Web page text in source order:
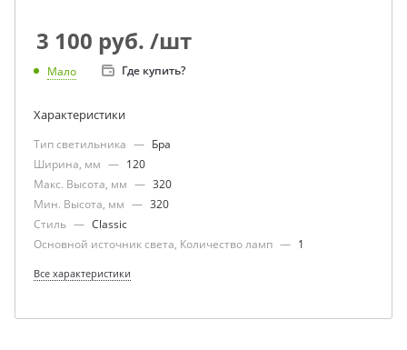
3 100 руб. /шт
Мало Где купить?
Характеристики
Тип светильника — Бра
Ширина, мм — 120
Макс. Высота, мм — 320
Мин. Высота, мм — 320
Стиль — Classic
Основной источник света, Количество ламп — 1
Все характеристики